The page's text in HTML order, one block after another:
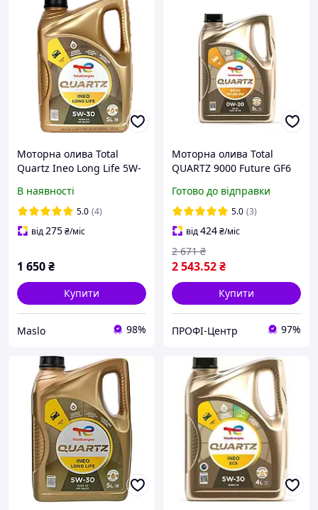
Моторна олива Total
Quartz Ineo Long Life 5W-
В наявності
5.0 (4)
від275₴/міс
1 650₴
Купити
Maslo 98%
Моторна олива Total
QUARTZ 9000 Future GF6
Готово до відправки
5.0 (3)
від424₴/міс
2 543.52₴
2 671 ₴
Купити
ПРОФІ-Центр 97%